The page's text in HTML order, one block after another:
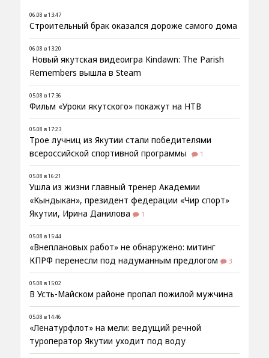
06.08 в 13:47
Строительный брак оказался дороже самого дома
06.08 в 13:20
Новый якутская видеоигра Kindawn: The Parish
Remembers вышла в Steam
05.08 в 17:36
Фильм «Уроки якутского» покажут на НТВ
05.08 в 17:23
Трое лучниц из Якутии стали победителями
всероссийской спортивной программы
1
05.08 в 16:21
Ушла из жизни главный тренер Академии
«Кындыкан», президент федерации «Чир спорт»
Якутии, Ирина Данилова
1
05.08 в 15:44
«Внеплановых работ» не обнаружено: митинг
КПРФ перенесли под надуманным предлогом
3
05.08 в 15:02
В Усть-Майском районе пропал пожилой мужчина
05.08 в 14:46
«Ленатурфлот» на мели: ведущий речной
туроператор Якутии уходит под воду